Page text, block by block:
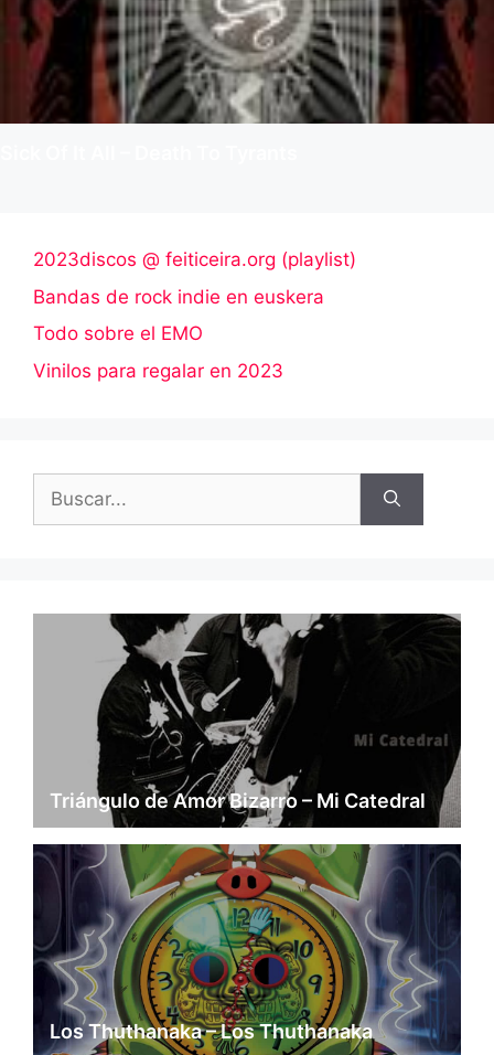
2023discos @ feiticeira.org (playlist)
Bandas de rock indie en euskera
Todo sobre el EMO
Vinilos para regalar en 2023
Triángulo de Amor Bizarro – Mi Catedral
Los Thuthanaka – Los Thuthanaka